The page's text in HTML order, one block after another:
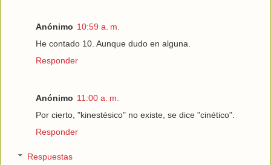
Anónimo 10:59 a. m.
He contado 10. Aunque dudo en alguna.
Responder
Anónimo 11:00 a. m.
Por cierto, "kinestésico" no existe, se dice "cinético".
Responder
Respuestas